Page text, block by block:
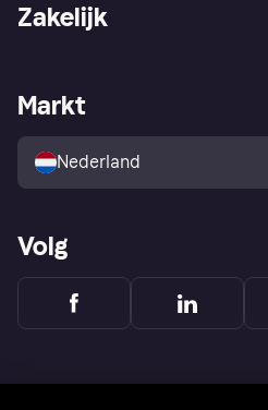
Winkeloverzicht
Kopersbescherming voor
consumenten
Zakelijk
Zakelijke login
Markt
Nederland
Volg